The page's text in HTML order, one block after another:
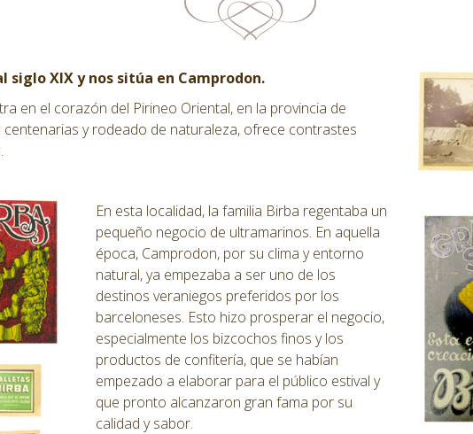
XIX y nos sitúa en Camprodon.
en el corazón del Pirineo Oriental, en la provincia de
y rodeado de naturaleza, ofrece contrastes
En esta localidad, la familia Birba regentaba un
pequeño negocio de ultramarinos. En aquella
época, Camprodon, por su clima y entorno
natural, ya empezaba a ser uno de los
destinos veraniegos preferidos por los
barceloneses. Esto hizo prosperar el negocio,
especialmente los bizcochos finos y los
productos de confitería, que se habían
empezado a elaborar para el público estival y
que pronto alcanzaron gran fama por su
calidad y sabor.